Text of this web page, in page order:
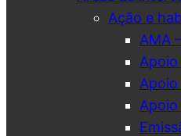
Ação e
AMA